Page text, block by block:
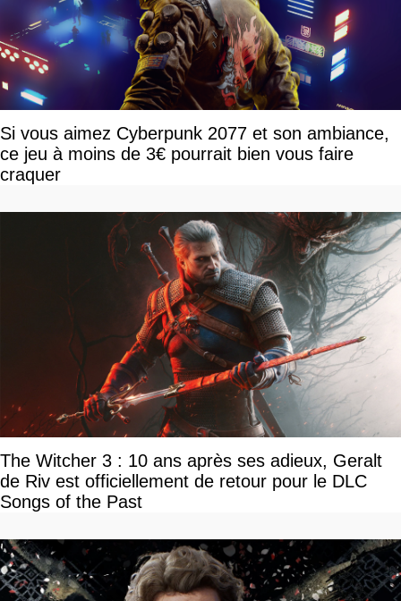
Si vous aimez Cyberpunk 2077 et son ambiance,
ce jeu à moins de 3€ pourrait bien vous faire
craquer
The Witcher 3 : 10 ans après ses adieux, Geralt
de Riv est officiellement de retour pour le DLC
Songs of the Past